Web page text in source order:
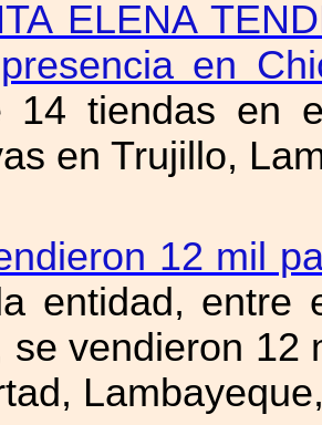
ELENA
en
14 tiendas en
en Trujillo,
12 mil
entidad, entre
se vendieron